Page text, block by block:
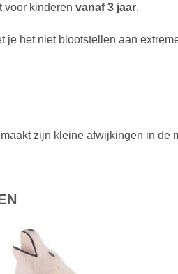
voor kinderen vanaf 3 jaar.
je het niet blootstellen aan
zijn kleine afwijkingen in de